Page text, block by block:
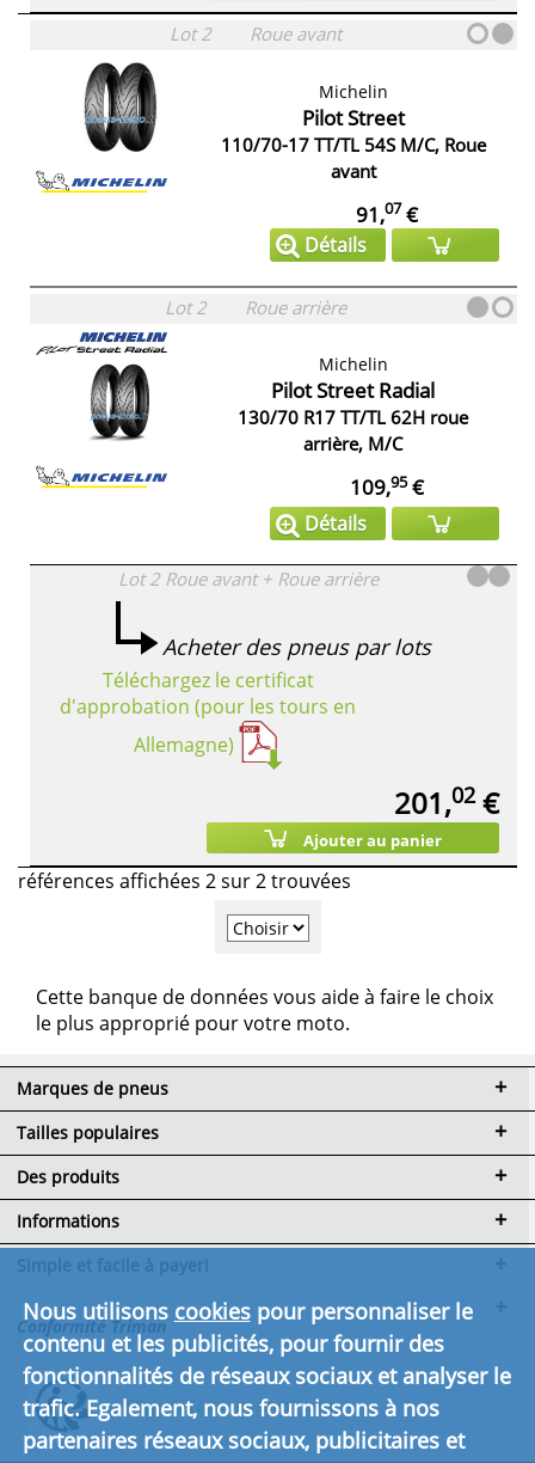
Lot 2 Roue avant
Michelin
Pilot Street
110/70-17 TT/TL 54S M/C, Roue
avant
91,07€
Détails
Lot 2 Roue arrière
Michelin
Pilot Street Radial
130/70 R17 TT/TL 62H roue
arrière, M/C
109,95€
Détails
Lot 2 Roue avant + Roue arrière
Acheter des pneus par lots
Téléchargez le certificat
d'approbation (pour les tours en
Allemagne)
201,02 €
Ajouter au panier
références affichées 2 sur 2 trouvées
Cette banque de données vous aide à faire le choix
le plus approprié pour votre moto.
Marques de pneus
Tailles populaires
Des produits
Informations
et de livraison
Conformité Triman
Cliquez ici pour en savoir plus.
Nous utilisons cookiespour personnaliser le
contenu et les publicités, pour fournir des
fonctionnalités de réseaux sociaux et analyser le
trafic. Egalement, nous fournissons à nos
partenaires réseaux sociaux, publicitaires et